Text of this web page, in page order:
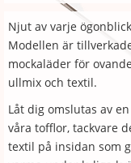
Njut av varje
Modellen är
mockaläder för
ullmix och textil.
Låt dig omslutas av
våra tofflor, tackvare
textil på insidan som